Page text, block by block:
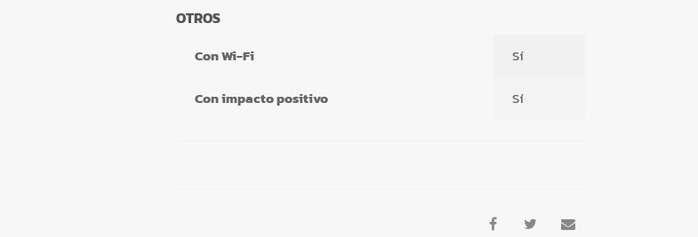
OTROS
Con Wi-Fi Sí
Con impacto positivo Sí